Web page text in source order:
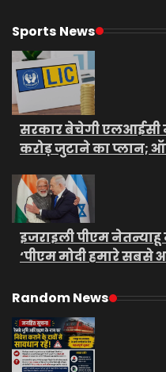
Sports News
सरकार बेचेगी एलआईसी में
करोड़ जुटाने का
इजराइली पीएम
‘पीएम मोदी हमारे सबसे
Random News